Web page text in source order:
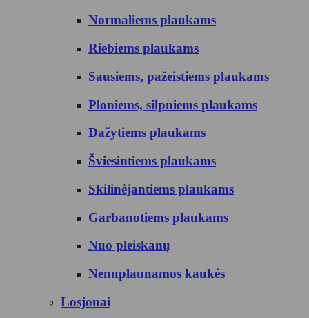
Normaliems plaukams
Riebiems plaukams
Sausiems, pažeistiems plaukams
Ploniems, silpniems plaukams
Dažytiems plaukams
Šviesintiems plaukams
Skilinėjantiems plaukams
Garbanotiems plaukams
Nuo pleiskanų
Nenuplaunamos kaukės
Losjonai